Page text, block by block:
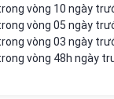
vòng 10 ngày
vòng 05 ngày
vòng 03 ngày
vòng 48h ngày